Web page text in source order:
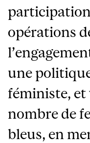
opérations
une
féministe, et
nombre de
bleus, en